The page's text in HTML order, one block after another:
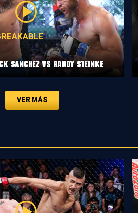
Sanchez vs Randy Steinke
VER MÁS